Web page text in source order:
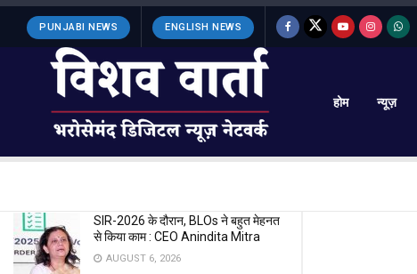
LATEST TRENDING Filter
केंद्रीय मंत्री अमित शाह पर पीएम मोदी ने एक बार
फिर दिखाया भरोसा
SIR-2026 के दौरान, BLOs ने बहुत मेहनत
से किया काम : CEO Anindita Mitra
AUGUST 6, 2026
PUNJABI NEWS ENGLISH NEWS
होम न्यूज़